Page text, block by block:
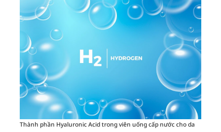
Thành phần Hyaluronic Acid trong viên uống cấp nước cho da